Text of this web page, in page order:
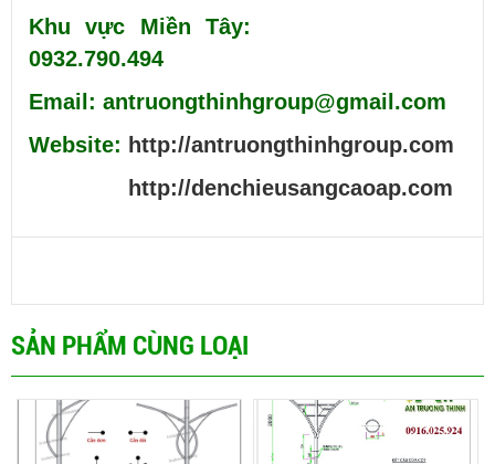
Khu vực Miền Tây:
0932.790.494
Email: antruongthinhgroup@gmail.com
Website: http://antruongthinhgroup.com
http://denchieusangcaoap.com
SẢN PHẨM CÙNG LOẠI